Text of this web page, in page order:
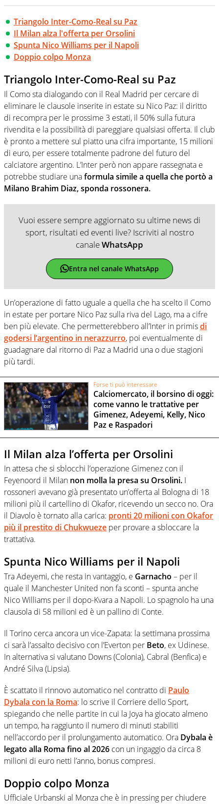
Triangolo Inter-Como-Real su Paz
Il Milan alza l'offerta per Orsolini
Spunta Nico Williams per il Napoli
Doppio colpo Monza
Triangolo Inter-Como-Real su Paz
Il Como sta dialogando con il Real Madrid per cercare di
eliminare le clausole inserite in estate su Nico Paz: il diritto
di recompra per le prossime 3 estati, il 50% sulla futura
rivendita e la possibilità di pareggiare qualsiasi offerta. Il club
è pronto a mettere sul piatto una cifra importante, 15 milioni
di euro, per essere totalmente padrone del futuro del
calciatore argentino. L’Inter però non appare rassegnata e
potrebbe studiare unaformula simile a quella che portò a
Milano Brahim Diaz, sponda rossonera.
Vuoi essere sempre aggiornato su ultime news di
sport, risultati ed eventi live? Iscriviti al nostro
canaleWhatsApp
Entra nel canale WhatsApp
Un’operazione di fatto uguale a quella che ha scelto il Como
in estate per portare Nico Paz sulla riva del Lago, ma a cifre
ben più elevate. Che permetterebbero all’Inter in primisdi
godersi l’argentino in nerazzurro, poi eventualmente di
guadagnare dal ritorno di Paz a Madrid una o due stagioni
più tardi.
Forse ti può interessare
Calciomercato, il borsino di oggi:
come vanno le trattative per
Gimenez, Adeyemi, Kelly, Nico
Paz e Raspadori
Il Milan alza l’offerta per Orsolini
In attesa che si sblocchi l’operazione Gimenez con il
Feyenoord il Milan non molla la presa su Orsolini. I
rossoneri avevano già presentato un’offerta al Bologna di 18
milioni più il cartellino di Okafor, ricevendo un secco no. Ora
il Diavolo è tornato alla carica: pronti 20 milioni con Okafor
più il prestito di Chukwueze per provare a sbloccare la
trattativa.
Spunta Nico Williams per il Napoli
Tra Adeyemi, che resta in vantaggio, e Garnacho – per il
quale il Manchester United non fa sconti – spunta anche
Nico Williams per il dopo-Kvara a Napoli. Lo spagnolo ha una
clausola di 58 milioni ed è un pallino di Conte.
Il Torino cerca ancora un vice-Zapata: la settimana prossima
ci sarà l’assalto decisivo con l’Everton per Beto, ex Udinese.
In alternativa si valutano Downs (Colonia), Cabral (Benfica) e
André Silva (Lipsia).
È scattato il rinnovo automatico nel contratto di Paulo
Dybala con la Roma: lo scrive il Corriere dello Sport,
spiegando che nelle partite in cui la Joya ha giocato almeno
un tempo, ha raggiunto il numero di minuti stabiliti
nell’accordo per il prolungamento automatico. Ora Dybala è
legato alla Roma fino al 2026 con un ingaggio da circa 8
milioni di euro netti l’anno, bonus compresi.
Doppio colpo Monza
Ufficiale Urbanski al Monza che è in pressing per chiudere